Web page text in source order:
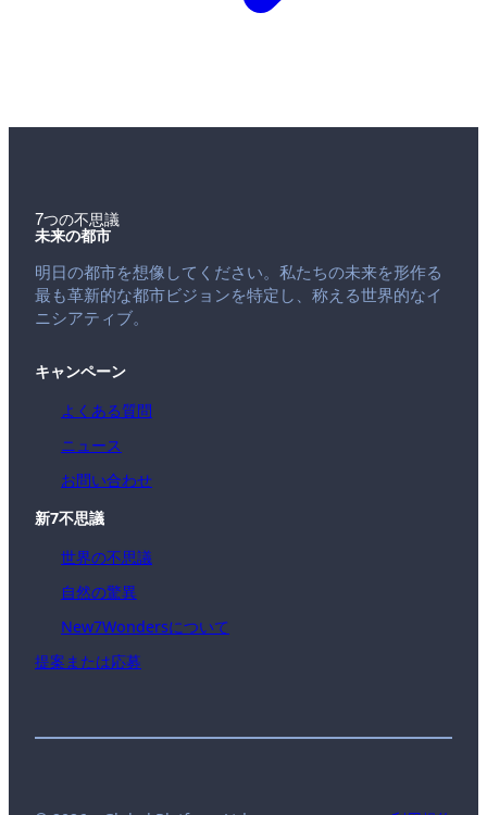
7つの不思議
未来の都市
明日の都市を想像してください。私たちの未来を形作る
最も革新的な都市ビジョンを特定し、称える世界的なイ
ニシアティブ。
キャンペーン
よくある質問
ニュース
お問い合わせ
新7不思議
世界の不思議
自然の驚異
New7Wondersについて
提案または応募